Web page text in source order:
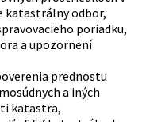
katastrálny odbor,
poriadku,
a upozornení
prednostu
a iných
katastra,